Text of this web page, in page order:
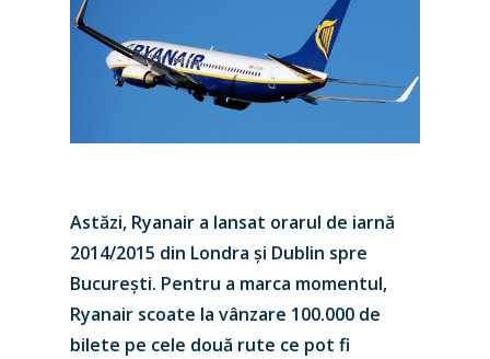
Astăzi, Ryanair a lansat orarul de iarnă
2014/2015 din Londra și Dublin spre
București. Pentru a marca momentul,
Ryanair scoate la vânzare 100.000 de
bilete pe cele două rute ce pot fi